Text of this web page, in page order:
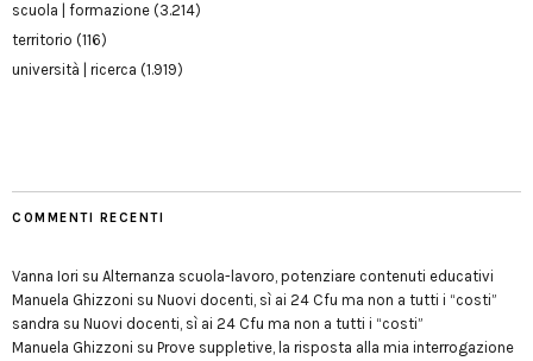
scuola | formazione (3.214)
territorio (116)
università | ricerca (1.919)
COMMENTI RECENTI
Vanna Iori su Alternanza scuola-lavoro, potenziare contenuti educativi
Manuela Ghizzoni su Nuovi docenti, sì ai 24 Cfu ma non a tutti i “costi”
sandra su Nuovi docenti, sì ai 24 Cfu ma non a tutti i “costi”
Manuela Ghizzoni su Prove suppletive, la risposta alla mia interrogazione